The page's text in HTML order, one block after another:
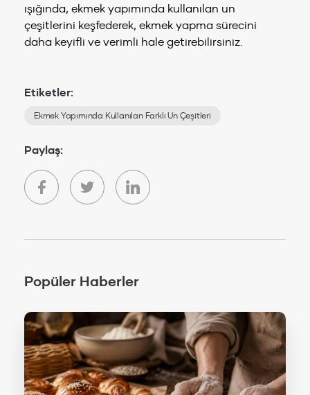
ışığında, ekmek yapımında kullanılan un
çeşitlerini keşfederek, ekmek yapma sürecini
daha keyifli ve verimli hale getirebilirsiniz.
Etiketler:
Ekmek Yapımında Kullanılan Farklı Un Çeşitleri
Paylaş:
Popüler Haberler